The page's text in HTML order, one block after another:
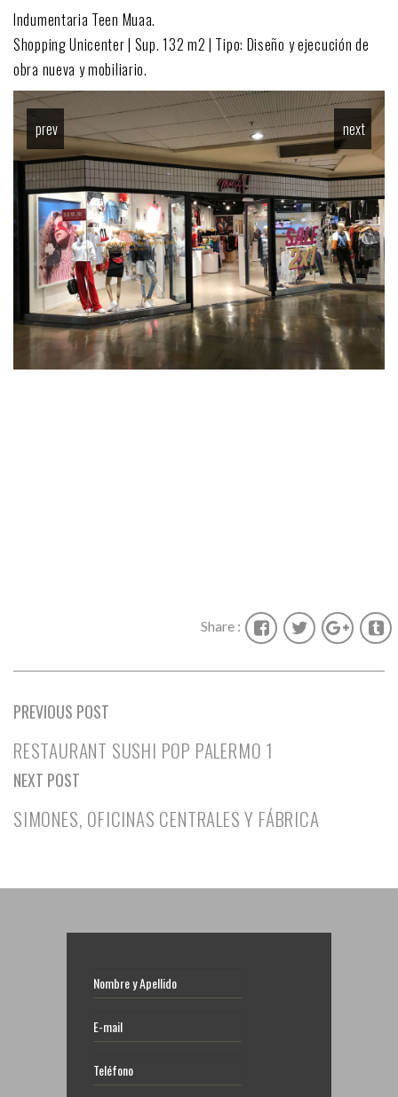
Indumentaria Teen Muaa.
Shopping Unicenter | Sup. 132 m2 | Tipo: Diseño y ejecución de
obra nueva y mobiliario.
prev next
Share :
PREVIOUS POST
RESTAURANT SUSHI POP PALERMO 1
NEXT POST
SIMONES, OFICINAS CENTRALES Y FÁBRICA